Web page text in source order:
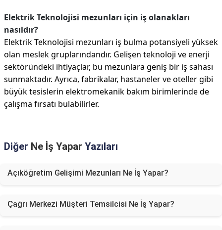
Elektrik Teknolojisi mezunları için iş olanakları
nasıldır?
Elektrik Teknolojisi mezunları iş bulma potansiyeli yüksek
olan meslek gruplarındandır. Gelişen teknoloji ve enerji
sektöründeki ihtiyaçlar, bu mezunlara geniş bir iş sahası
sunmaktadır. Ayrıca, fabrikalar, hastaneler ve oteller gibi
büyük tesislerin elektromekanik bakım birimlerinde de
çalışma fırsatı bulabilirler.
Diğer Ne İş Yapar Yazıları
Açıköğretim Gelişimi Mezunları Ne İş Yapar?
Çağrı Merkezi Müşteri Temsilcisi Ne İş Yapar?